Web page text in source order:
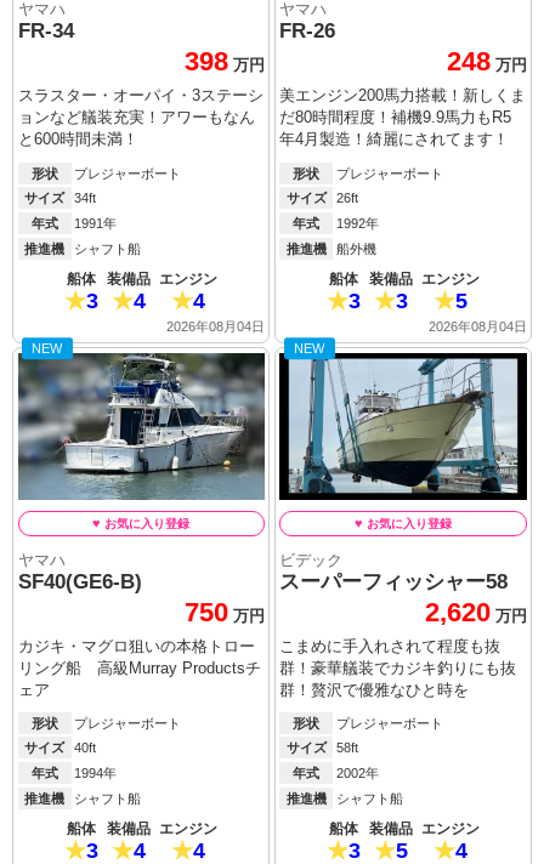
ヤマハ
FR-34
398 万円
スラスター・オーパイ・3ステーシ
ョンなど艤装充実！アワーもなん
と600時間未満！
形状
プレジャーボート
サイズ
34ft
年式
1991年
推進機
シャフト船
船体
3
装備品
4
エンジン
4
2026年08月04日
ヤマハ
FR-26
248 万円
美エンジン200馬力搭載！新しくま
だ80時間程度！補機9.9馬力もR5
年4月製造！綺麗にされてます！
形状
プレジャーボート
サイズ
26ft
年式
1992年
推進機
船外機
船体
3
装備品
3
エンジン
5
2026年08月04日
ヤマハ
SF40(GE6-B)
750 万円
カジキ・マグロ狙いの本格トロー
リング船 高級Murray Productsチ
ェア
形状
プレジャーボート
サイズ
40ft
年式
1994年
推進機
シャフト船
船体
3
装備品
4
エンジン
4
NEW
ビデック
スーパーフィッシャー58
2,620 万円
こまめに手入れされて程度も抜
群！豪華艤装でカジキ釣りにも抜
群！贅沢で優雅なひと時を
形状
プレジャーボート
サイズ
58ft
年式
2002年
推進機
シャフト船
船体
3
装備品
5
エンジン
4
NEW